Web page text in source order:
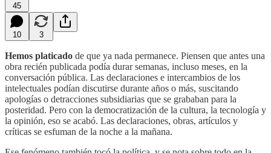
45
10 3
Hemos platicado de que ya nada permanece. Piensen que antes una
obra recién publicada podía durar semanas, incluso meses, en la
conversación pública. Las declaraciones e intercambios de los
intelectuales podían discutirse durante años o más, suscitando
apologías o detracciones subsidiarias que se grababan para la
posteridad. Pero con la democratización de la cultura, la tecnología y
la opinión, eso se acabó. Las declaraciones, obras, artículos y
críticas se esfuman de la noche a la mañana.